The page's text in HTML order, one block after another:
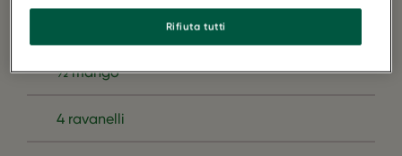
½ mango
4 ravanelli
Rifiuta tutti